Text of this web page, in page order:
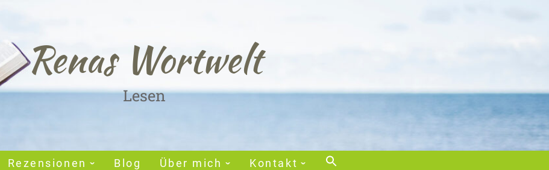
Rezensionen Blog Über mich Kontakt
Renas Wortwelt
Lesen